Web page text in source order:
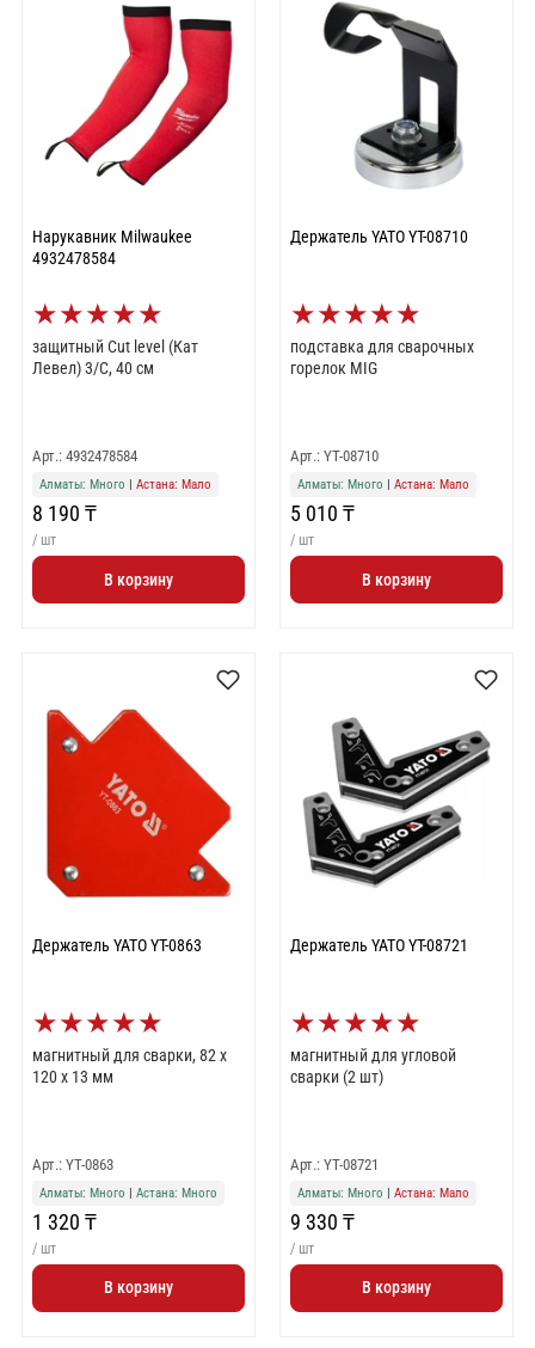
Нарукавник Milwaukee
4932478584
★★★★★
защитный Cut level (Кат
Левел) 3/С, 40 см
Арт.: 4932478584
Алматы: Много Астана: Мало
8 190 ₸
/ шт
В корзину
Держатель YATO YT-08710
★★★★★
подставка для сварочных
горелок MIG
Арт.: YT-08710
Алматы: Много Астана: Мало
5 010 ₸
/ шт
В корзину
Держатель YATO YT-0863
★★★★★
магнитный для сварки, 82 x
120 x 13 мм
Арт.: YT-0863
Алматы: Много | Астана: Много
1 320 ₸
/ шт
В корзину
Держатель YATO YT-08721
★★★★★
магнитный для угловой
сварки (2 шт)
Арт.: YT-08721
Алматы: Много | Астана: Мало
9 330 ₸
/ шт
В корзину